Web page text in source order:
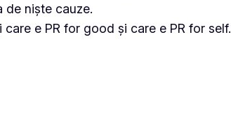
niște cauze.
e PR for good și care e PR for self.